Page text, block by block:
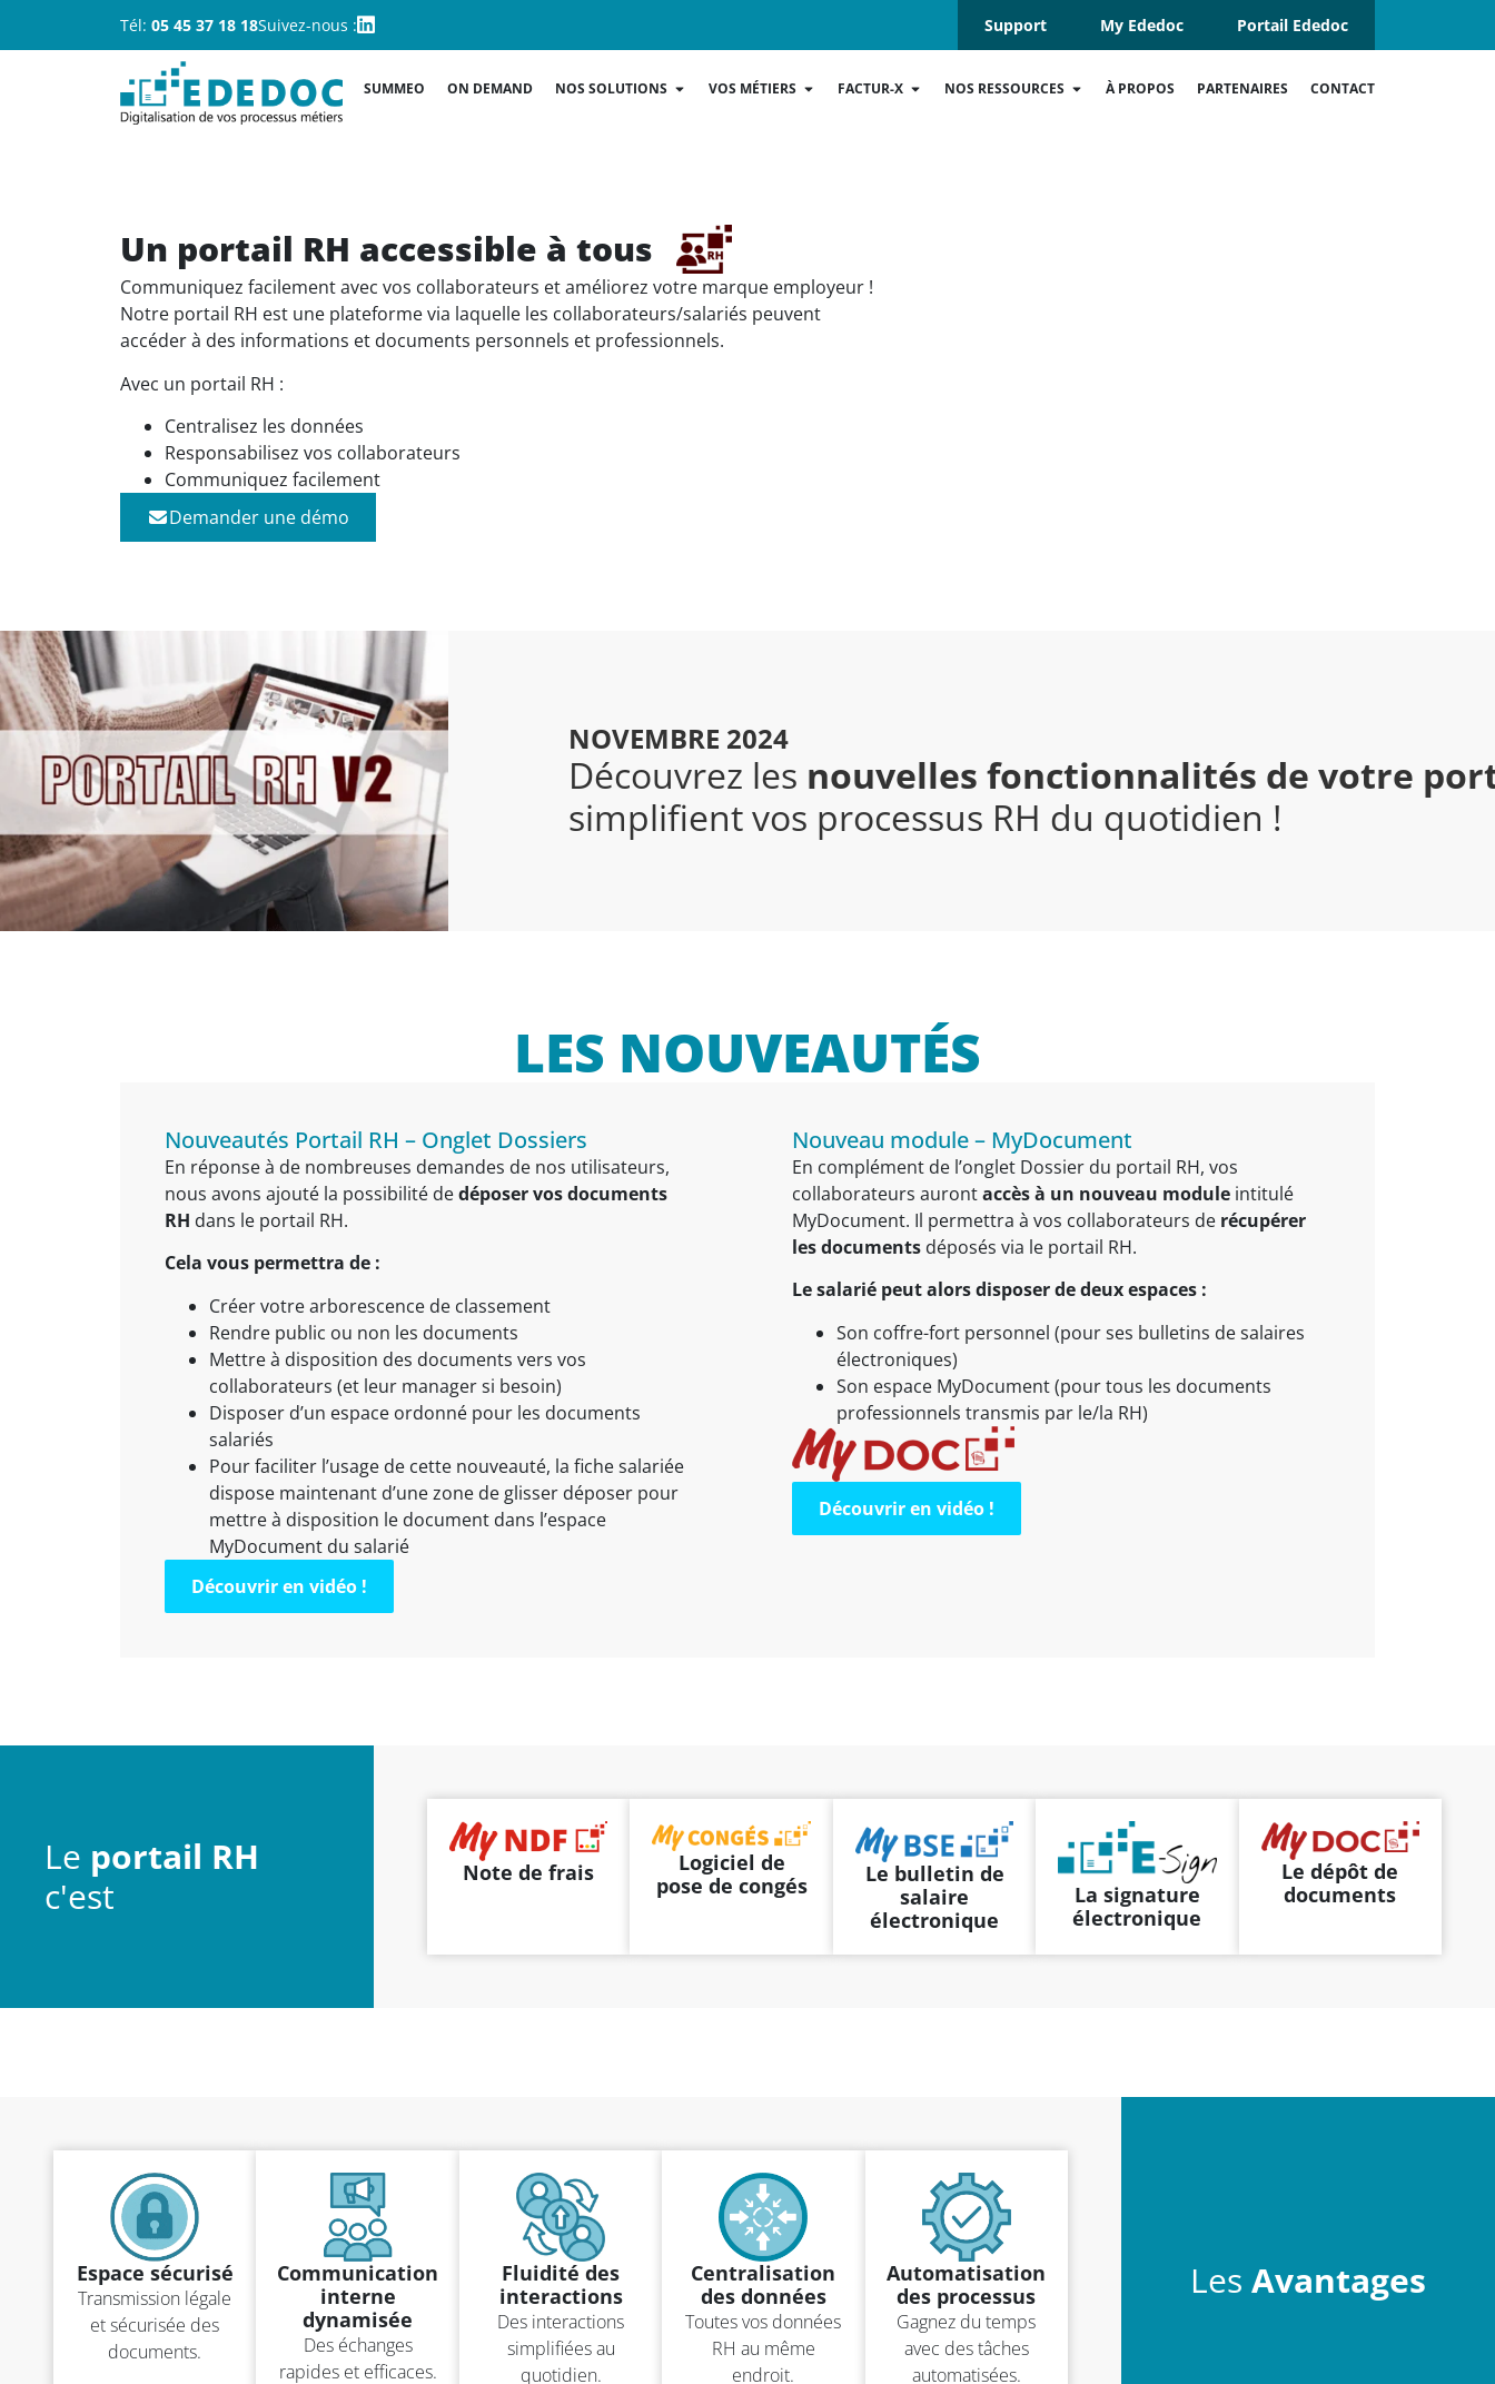
Tél: 05 45 37 18 18Suivez-nous : Support My Ededoc Portail Ededoc
SUMMEO ON DEMAND NOS SOLUTIONS VOS MÉTIERS FACTUR-X NOS RESSOURCES À PROPOS PARTENAIRES CONTACT
Un portail RH accessible à tous
Communiquez facilement avec vos collaborateurs et améliorez votre marque employeur !
Notre portail RH est une plateforme via laquelle les collaborateurs/salariés peuvent
accéder à des informations et documents personnels et professionnels.
Avec un portail RH :
Centralisez les données
Responsabilisez vos collaborateurs
Communiquez facilement
Demander une démo
NOVEMBRE 2024
Découvrez les nouvelles fonctionnalités de votre
simplifient vos processus RH du quotidien !
LES NOUVEAUTÉS
Nouveautés Portail RH – Onglet Dossiers
En réponse à de nombreuses demandes de nos utilisateurs,
nous avons ajouté la possibilité dedéposer vos documents
RH dans le portail RH.
Cela vous permettra de :
Créer votre arborescence de classement
Rendre public ou non les documents
Mettre à disposition des documents vers vos
collaborateurs (et leur manager si besoin)
Disposer d’un espace ordonné pour les documents
salariés
Pour faciliter l’usage de cette nouveauté, la fiche salariée
dispose maintenant d’une zone de glisser déposer pour
mettre à disposition le document dans l’espace
MyDocument du salarié
Découvrir en vidéo !
Nouveau module – MyDocument
En complément de l’onglet Dossier du portail RH, vos
collaborateurs aurontaccès à un nouveau module intitulé
MyDocument. Il permettra à vos collaborateurs de récupérer
les documents déposés via le portail RH.
Le salarié peut alors disposer de deux espaces :
Son coffre-fort personnel (pour ses bulletins de salaires
électroniques)
Son espace MyDocument (pour tous les documents
professionnels transmis par le/la RH)
Découvrir en vidéo !
Le portail RH
c'est
Note de frais
Logiciel de
pose de congés
Le bulletin de
salaire
électronique
La signature
électronique
Le dépôt de
documents
Les Avantages
Espace sécurisé
Transmission légale
et sécurisée des
documents.
Communication
interne
dynamisée
Des échanges
rapides et efficaces.
Fluidité des
interactions
Des interactions
simplifiées au
quotidien.
Centralisation
des données
Toutes vos données
RH au même
endroit.
Automatisation
des processus
Gagnez du temps
avec des tâches
automatisées.